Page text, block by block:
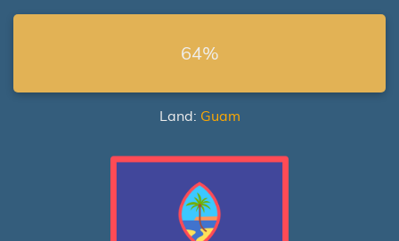
64%
Land: Guam